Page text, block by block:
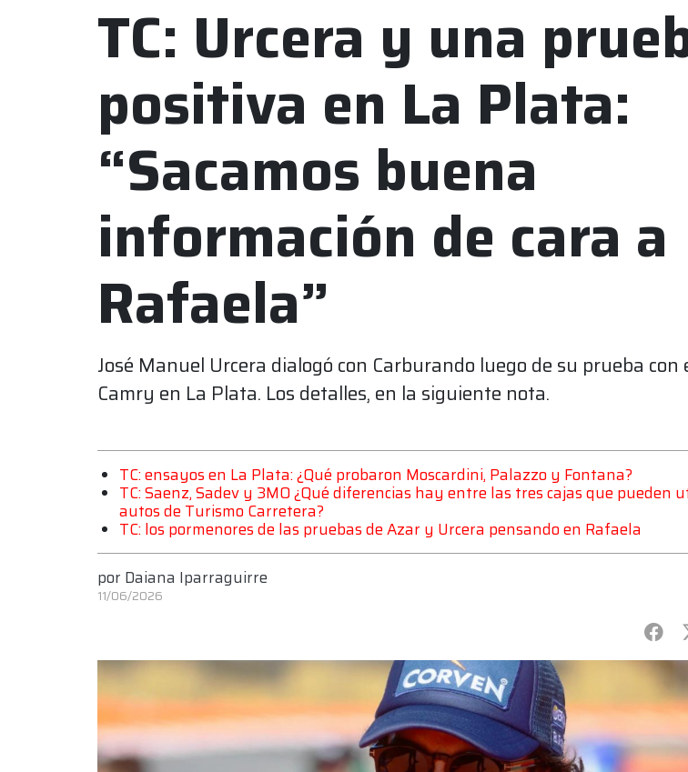
TC: Urcera y una
positiva en La Plata:
“Sacamos buena
información de cara a
Rafaela”
José Manuel Urcera dialogó con Carburando luego de su prueba con
Camry en La Plata. Los detalles, en la siguiente nota.
TC: ensayos en La Plata: ¿Qué probaron Moscardini, Palazzo y Fontana?
TC: Saenz, Sadev y 3MO ¿Qué diferencias hay entre las tres cajas que pueden
autos de Turismo Carretera?
TC: los pormenores de las pruebas de Azar y Urcera pensando en Rafaela
por Daiana Iparraguirre
11/06/2026